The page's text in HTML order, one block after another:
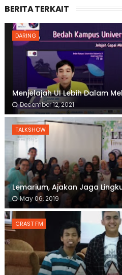
BERITA TERKAIT
DARING
Menjelajah UI Lebih Dalam
December 12, 2021
TALKSHOW
Lemarium, Ajakan Jaga
May 06, 2019
CRAST FM